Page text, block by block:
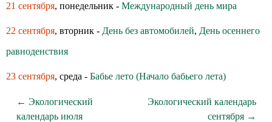
21 сентября, понедельник - Международный день мира
22 сентября, вторник - День без автомобилей, День осеннего
равноденствия
23 сентября, среда - Бабье лето (Начало бабьего лета)
← Экологический
календарь июля
Экологический календарь
сентября →